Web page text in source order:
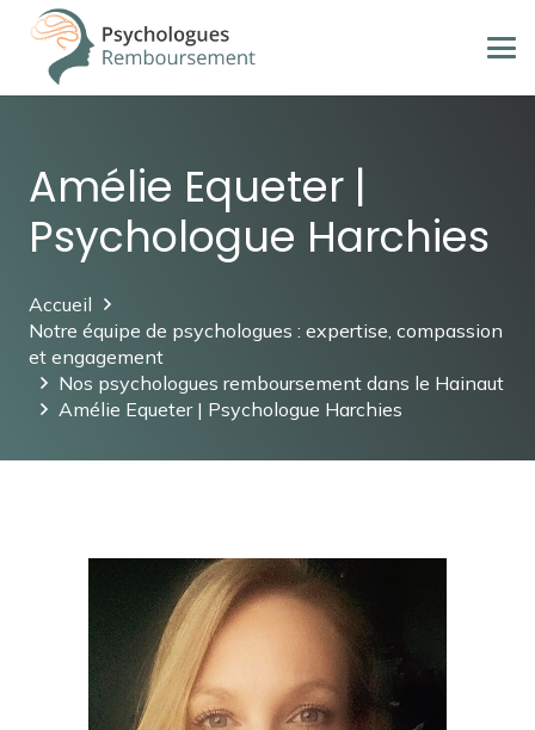
Amélie Equeter |
Psychologue Harchies
Accueil
Notre équipe de psychologues : expertise, compassion
et engagement
Nos psychologues remboursement dans le Hainaut
Amélie Equeter | Psychologue Harchies